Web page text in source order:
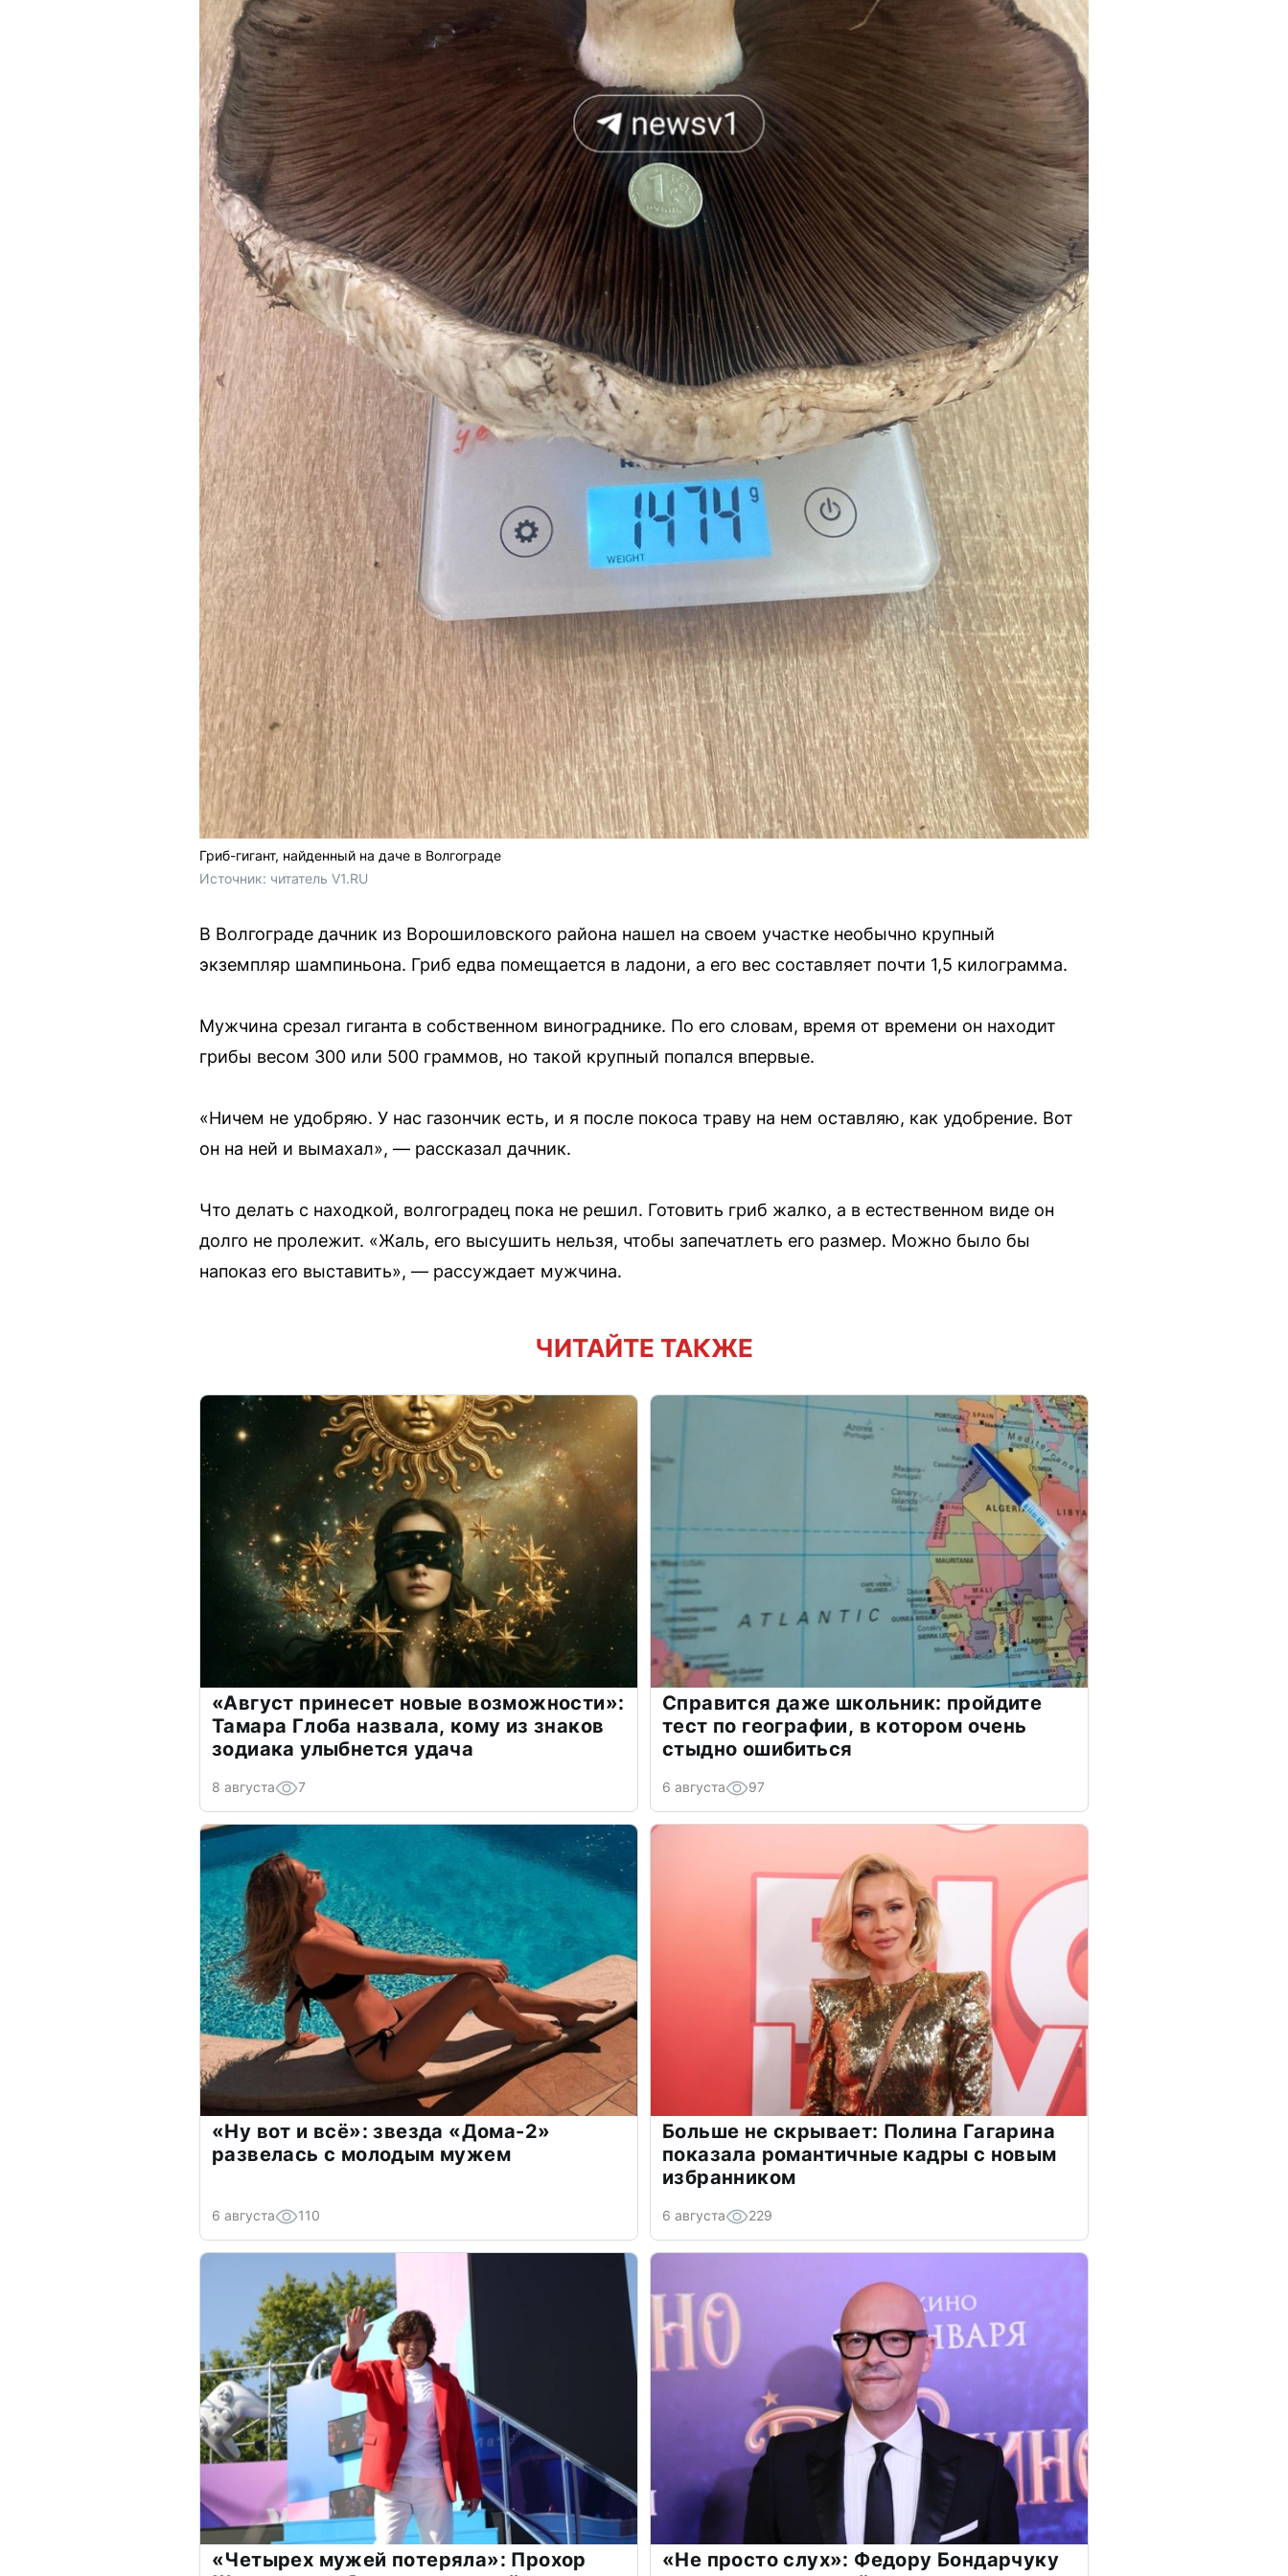
Гриб-гигант, найденный на даче в Волгограде
Источник: читатель V1.RU
В Волгограде дачник из Ворошиловского района нашел на своем участке необычно крупный
экземпляр шампиньона. Гриб едва помещается в ладони, а его вес составляет почти 1,5 килограмма.
Мужчина срезал гиганта в собственном винограднике. По его словам, время от времени он находит
грибы весом 300 или 500 граммов, но такой крупный попался впервые.
«Ничем не удобряю. У нас газончик есть, и я после покоса траву на нем оставляю, как удобрение. Вот
он на ней и вымахал», — рассказал дачник.
Что делать с находкой, волгоградец пока не решил. Готовить гриб жалко, а в естественном виде он
долго не пролежит. «Жаль, его высушить нельзя, чтобы запечатлеть его размер. Можно было бы
напоказ его выставить», — рассуждает мужчина.
ЧИТАЙТЕ ТАКЖЕ
«Август принесет новые возможности»:
Тамара Глоба назвала, кому из знаков
зодиака улыбнется удача
8 августа 7
Справится даже школьник: пройдите
тест по географии, в котором очень
стыдно ошибиться
6 августа 97
«Ну вот и всё»: звезда «Дома-2»
развелась с молодым мужем
6 августа 110
Больше не скрывает: Полина Гагарина
показала романтичные кадры с новым
избранником
6 августа 229
«Четырех мужей потеряла»: Прохор
«Не просто слух»: Федору Бондарчуку